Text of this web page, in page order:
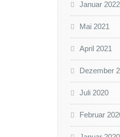
Januar 2022
Mai 2021
April 2021
Dezember
Juli 2020
Februar